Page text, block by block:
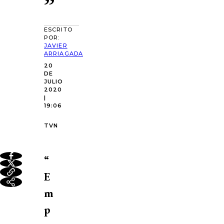
ESCRITO
POR:
JAVIER
ARRIAGADA
20
DE
JULIO
2020
|
19:06
TVN
“
E
m
p